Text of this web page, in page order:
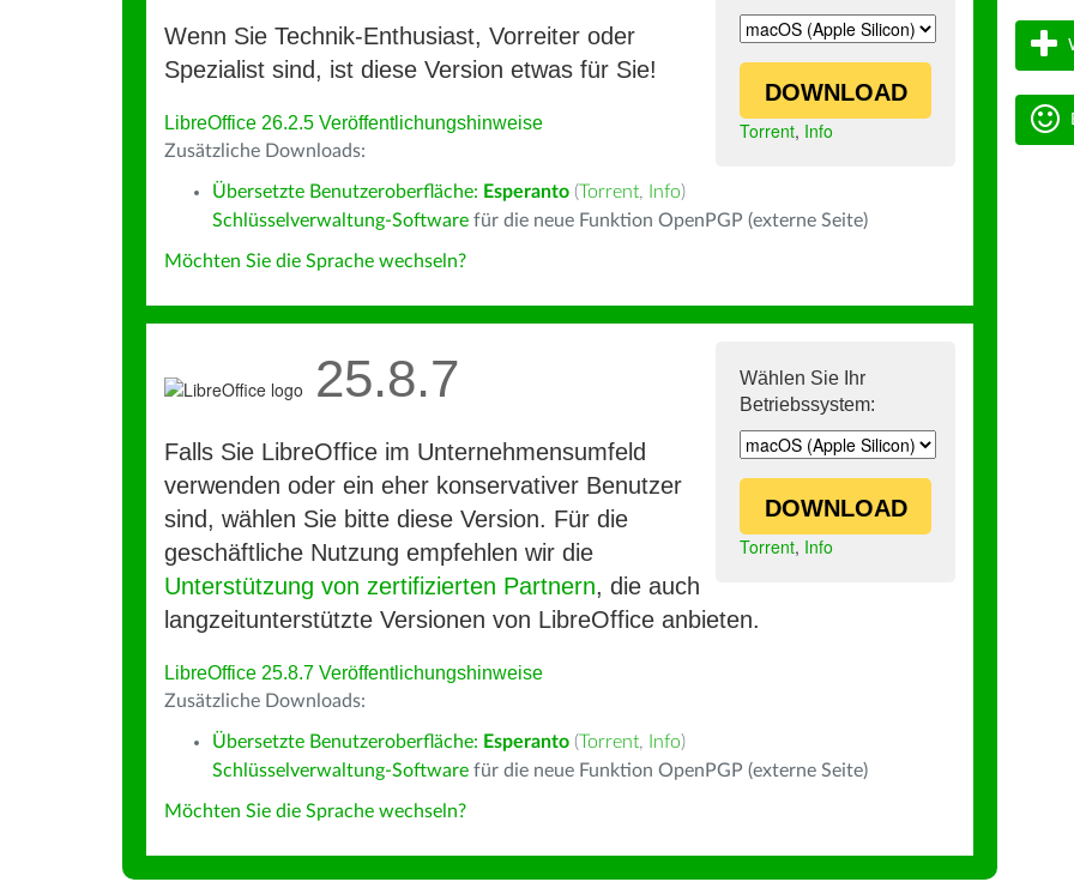
DOWNLOAD
Torrent, Info
Wenn Sie Technik-Enthusiast, Vorreiter oder
Spezialist sind, ist diese Version etwas für Sie!
LibreOffice 26.2.5 Veröffentlichungshinweise
Zusätzliche Downloads:
Übersetzte Benutzeroberfläche: Esperanto (Torrent, Info)
Schlüsselverwaltung-Software für die neue Funktion OpenPGP (externe Seite)
Möchten Sie die Sprache wechseln?
Wählen Sie Ihr
Betriebssystem:
DOWNLOAD
Torrent, Info
25.8.7
Falls Sie LibreOffice im Unternehmensumfeld
verwenden oder ein eher konservativer Benutzer
sind, wählen Sie bitte diese Version. Für die
geschäftliche Nutzung empfehlen wir die
Unterstützung von zertifizierten Partnern, die auch
langzeitunterstützte Versionen von LibreOffice anbieten.
LibreOffice 25.8.7 Veröffentlichungshinweise
Zusätzliche Downloads:
Übersetzte Benutzeroberfläche: Esperanto (Torrent, Info)
Schlüsselverwaltung-Software für die neue Funktion OpenPGP (externe Seite)
Möchten Sie die Sprache wechseln?